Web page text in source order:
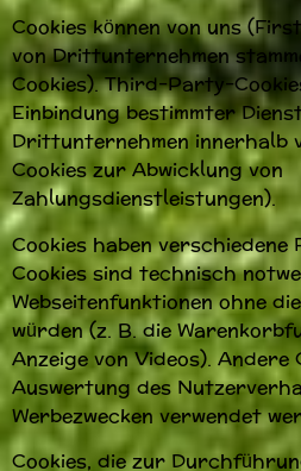
Cookies können von uns
von Drittunternehmen
Cookies). Third-Party-
Einbindung bestimmter
Drittunternehmen innerhalb
Cookies zur Abwicklung von
Zahlungsdienstleistungen).
Cookies haben
Cookies sind technisch
Webseitenfunktionen ohne
würden (z. B. die
Anzeige von Videos). Andere
Auswertung des
Werbezwecken verwendet
Cookies, die zur